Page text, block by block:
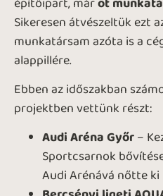
Sikeresen átvészeltük ezt
munkatársam azóta is a
alappillére.
Ebben az időszakban
projektben vettünk részt:
Audi Aréna Győr–
Sportcsarnok
Audi Arénává nőtte ki